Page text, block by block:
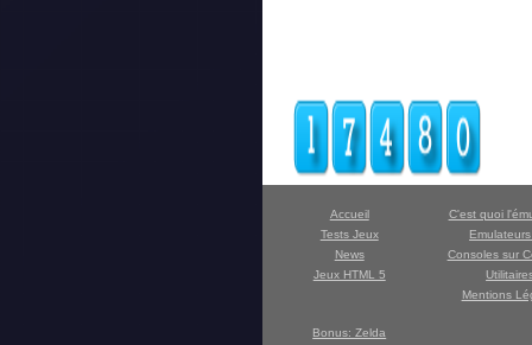
Accueil
Tests Jeux
News
Jeux HTML 5
C'est quoi
Consoles sur
Mentions
Bonus: Zelda